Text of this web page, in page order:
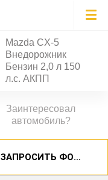
Mazda CX-5
Внедорожник
Бензин 2,0 л 150
л.с. АКПП
Заинтересовал
автомобиль?
ЗАПРОСИТЬ